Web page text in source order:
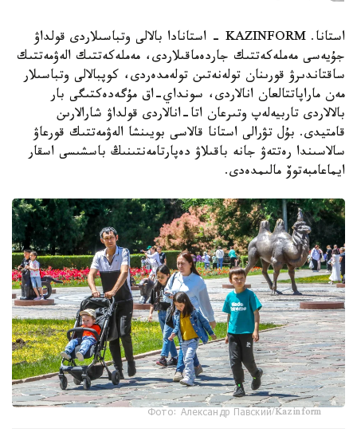
استانا. KAZINFORM - استانادا بالالى وتباسىلاردى قولداۋ
جۇيەسى مەملەكەتتىك جاردەماقىلاردى، مەملەكەتتىك الەۋمەتتىك
ساقتاندىرۋ قورىنان تولەنەتىن تولەمدەردى، كوپبالالى وتباسىلار
مەن ماراپاتتالعان انالاردى، سونداي-اق مۇگەدەكتىگى بار
بالالاردى تاربيەلەپ وتىرعان اتا-انالاردى قولداۋ شارالارىن
قامتيدى. بۇل تۋرالى استانا قالاسى بويىنشا الەۋمەتتىك قورعاۋ
سالاسىندا رەتتەۋ جانە باقىلاۋ دەپارتامەنتىنىڭ باسشىسى اسقار
ايماعامبەتوۆ مالىمدەدى.
Фото: Александр Павский/Kazinform